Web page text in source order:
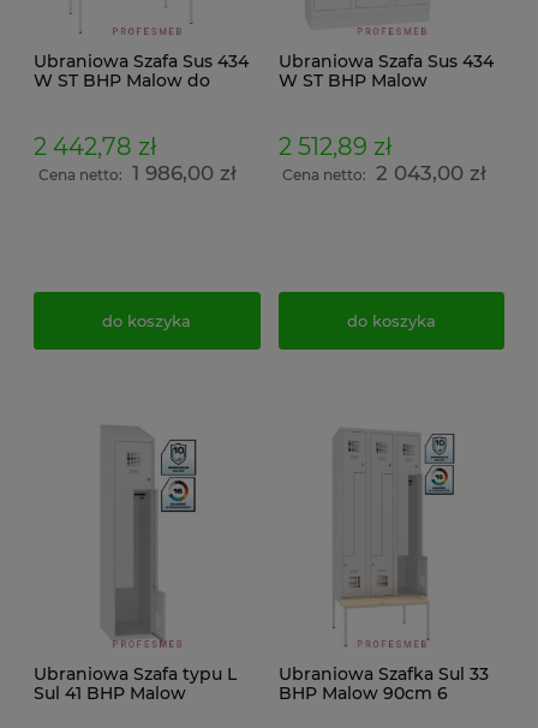
Ubraniowa Szafa Sus 434
W ST BHP Malow do
ławeczką stała P 433
wymiar 219x120x74,5cm
2 442,78 zł
Cena netto: 1 986,00 zł
do koszyka
Ubraniowa Szafa Sus 434
W ST BHP Malow
drzwiowa na cokole C 430
z daszkiem wymiar
214x120x50cm
2 512,89 zł
Cena netto: 2 043,00 zł
do koszyka
Ubraniowa Szafa typu L
Sul 41 BHP Malow
Ubraniowa Szafka Sul 33
BHP Malow 90cm 6